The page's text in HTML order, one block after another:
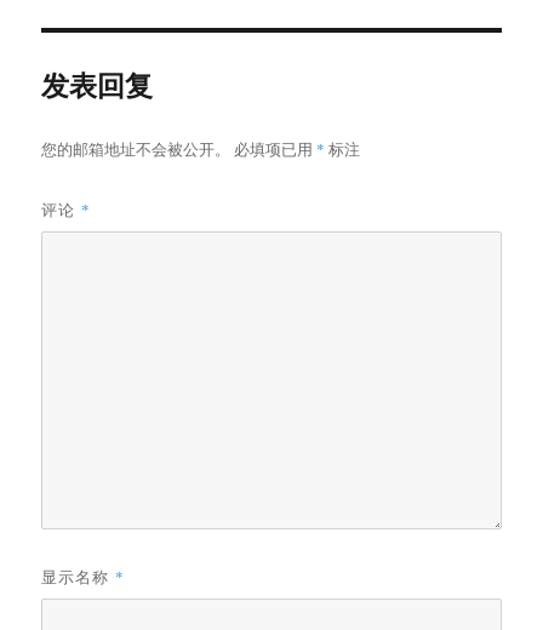
发表回复
您的邮箱地址不会被公开。 必填项已用 * 标注
评论 *
显示名称 *